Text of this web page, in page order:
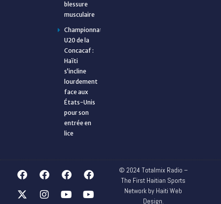
blessure
musculaire
Championnat
U20 de la
Concacaf :
Haïti
s’incline
lourdement
face aux
États-Unis
pour son
entrée en
lice
© 2024 Totalmix Radio –
The First Haitian Sports
Network by Haiti Web
Design.